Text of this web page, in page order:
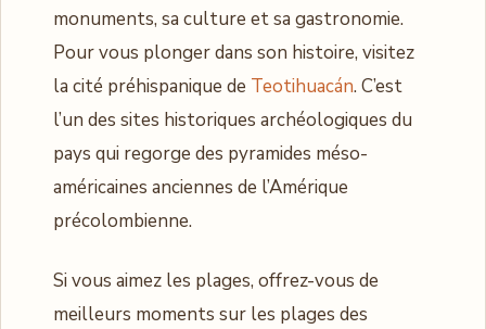
monuments, sa culture et sa gastronomie.
Pour vous plonger dans son histoire, visitez
la cité préhispanique de Teotihuacán. C’est
l’un des sites historiques archéologiques du
pays qui regorge des pyramides méso-
américaines anciennes de l’Amérique
précolombienne.
Si vous aimez les plages, offrez-vous de
meilleurs moments sur les plages des